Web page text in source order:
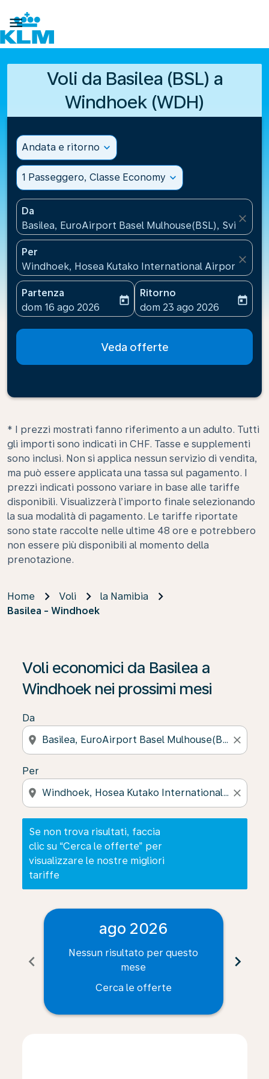

Voli da Basilea (BSL) a
Windhoek (WDH)
Andata e ritorno expand_more
1 Passeggero, Classe Economy expand_more
Da
Basilea, EuroAirport Basel Mulhouse(BSL), Svizzera
close
Per
Windhoek, Hosea Kutako International
close
Partenza
fc-booking-departure-date-aria-label
dom 16 ago 2026
today
Ritorno
fc-booking-return-date-
dom 23 ago 2026
today
Veda offerte
* I prezzi mostrati fanno riferimento a un adulto. Tutti
gli importi sono indicati in CHF. Tasse e supplementi
sono inclusi. Non si applica nessun servizio di vendita,
ma può essere applicata una tassa sul pagamento. I
prezzi indicati possono variare in base alle tariffe
disponibili. Visualizzerà l’importo finale selezionando
la sua modalità di pagamento. Le tariffe riportate
sono state raccolte nelle ultime 48 ore e potrebbero
non essere più disponibili al momento della
prenotazione.
Home Voli
la Namibia
Basilea - Windhoek
Voli economici da Basilea a
Windhoek nei prossimi mesi
Da
location_on close
Per
location_on close
Se non trova risultati, faccia
clic su “Cerca le offerte” per
visualizzare le nostre migliori
tariffe
Se non trova risultati, faccia clic su “Cerca le offerte”
chevron_left
ago 2026
Nessun risultato per questo
mese
Cerca le offerte
chevron_right